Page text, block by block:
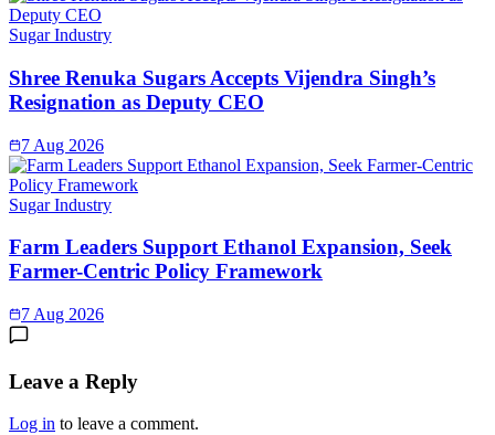
Sugar Industry
Shree Renuka Sugars Accepts Vijendra Singh’s
Resignation as Deputy CEO
7 Aug 2026
Sugar Industry
Farm Leaders Support Ethanol Expansion, Seek
Farmer-Centric Policy Framework
7 Aug 2026
Leave a Reply
Log in to leave a comment.